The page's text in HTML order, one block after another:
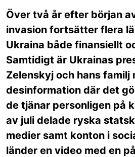
Över två år efter början
invasion fortsätter flera
Ukraina både finansiellt
Samtidigt är Ukrainas
Zelenskyj och hans familj
desinformation där det
de tjänar personligen på
av juli delade ryska
medier samt konton i
länder en video med en